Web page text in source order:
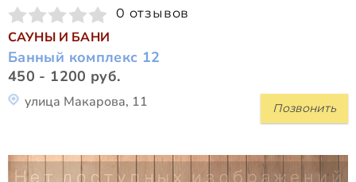
0 отзывов
САУНЫ И БАНИ
Банный комплекс 12
450 - 1200 руб.
Позвонить
улица Макарова, 11